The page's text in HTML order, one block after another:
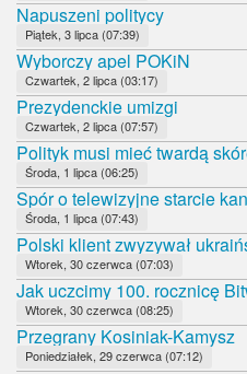
Napuszeni politycy
Piątek, 3 lipca (07:39)
Wyborczy apel POKiN
Czwartek, 2 lipca (03:17)
Prezydenckie umizgi
Czwartek, 2 lipca (07:57)
Polityk musi mieć twardą
Środa, 1 lipca (06:25)
Spór o telewizyjne starcie
Środa, 1 lipca (07:43)
Polski klient zwyzywał
Wtorek, 30 czerwca (07:03)
Jak uczcimy 100. rocznicę
Wtorek, 30 czerwca (08:25)
Przegrany Kosiniak-Kamysz
Poniedziałek, 29 czerwca (07:12)